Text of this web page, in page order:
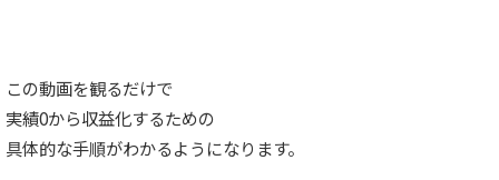
この動画を観るだけで
実績0から収益化するための
具体的な手順がわかるようになります。